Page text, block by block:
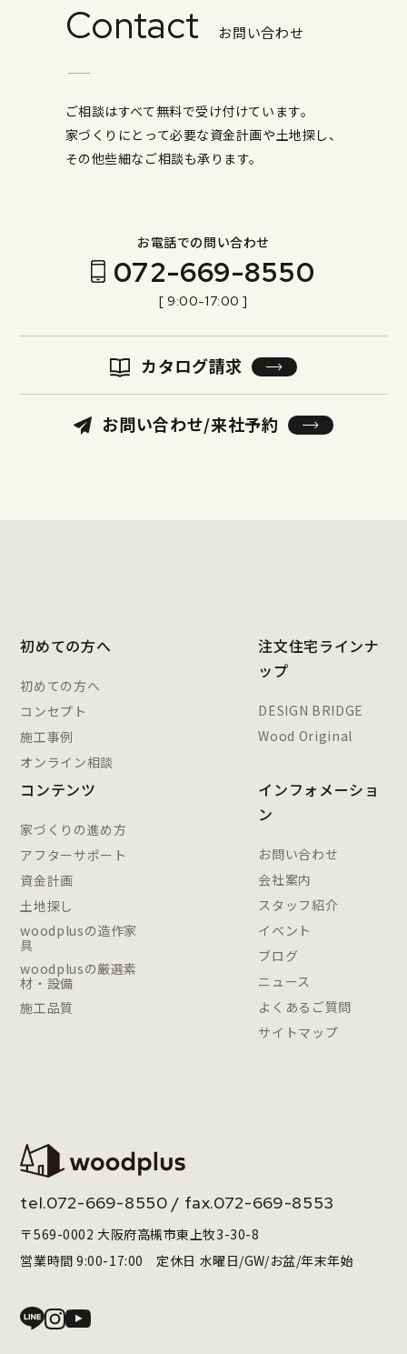
Contact お問い合わせ
ご相談はすべて無料で受け付けています。
家づくりにとって必要な資金計画や土地探し、
その他些細なご相談も承ります。
お電話での問い合わせ
072-669-8550
[ 9:00-17:00 ]
カタログ請求
お問い合わせ/来社予約
初めての方へ
初めての方へ
コンセプト
施工事例
オンライン相談
注文住宅ラインナ
ップ
DESIGN BRIDGE
Wood Original
コンテンツ
家づくりの進め方
アフターサポート
資金計画
土地探し
woodplusの造作家
具
woodplusの厳選素
材・設備
施工品質
インフォメーショ
ン
お問い合わせ
会社案内
スタッフ紹介
イベント
ブログ
ニュース
よくあるご質問
サイトマップ
tel.072-669-8550 / fax.072-669-8553
〒569-0002 大阪府高槻市東上牧3-30-8
営業時間 9:00-17:00 定休日 水曜日/GW/お盆/年末年始